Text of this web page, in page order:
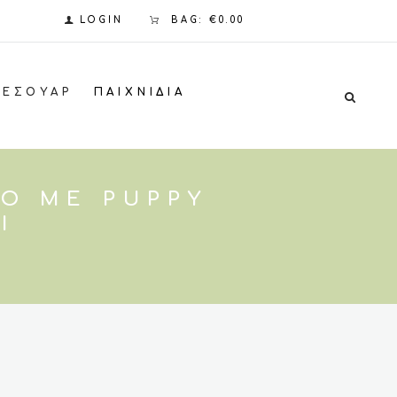
LOGIN BAG: €0.00
ΠΑΙΧΝΊΔΙΑ
ΜΕ PUPPY